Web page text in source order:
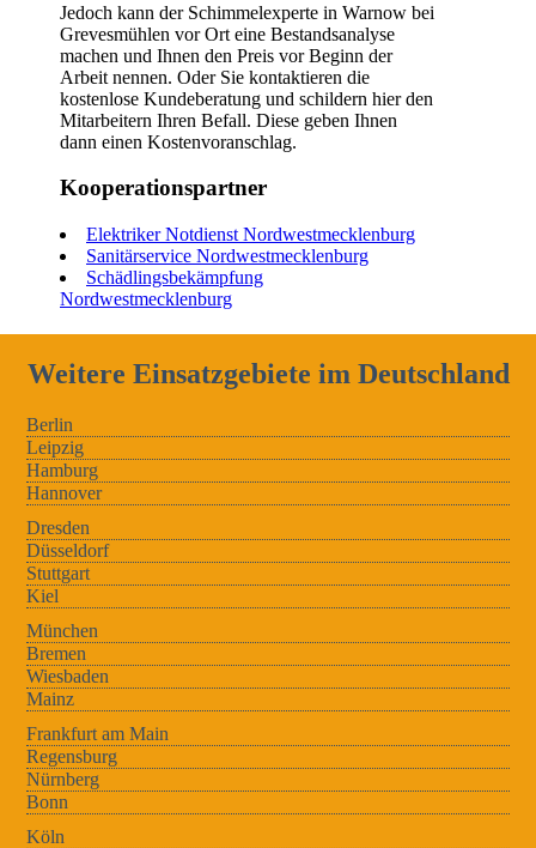
Jedoch kann der Schimmelexperte in Warnow bei
Grevesmühlen vor Ort eine Bestandsanalyse
machen und Ihnen den Preis vor Beginn der
Arbeit nennen. Oder Sie kontaktieren die
kostenlose Kundeberatung und schildern hier den
Mitarbeitern Ihren Befall. Diese geben Ihnen
dann einen Kostenvoranschlag.
Kooperationspartner
Elektriker Notdienst Nordwestmecklenburg
Sanitärservice Nordwestmecklenburg
Schädlingsbekämpfung
Nordwestmecklenburg
Weitere Einsatzgebiete im Deutschland
Berlin
Leipzig
Hamburg
Hannover
Dresden
Düsseldorf
Stuttgart
Kiel
München
Bremen
Wiesbaden
Mainz
Frankfurt am Main
Regensburg
Nürnberg
Bonn
Köln